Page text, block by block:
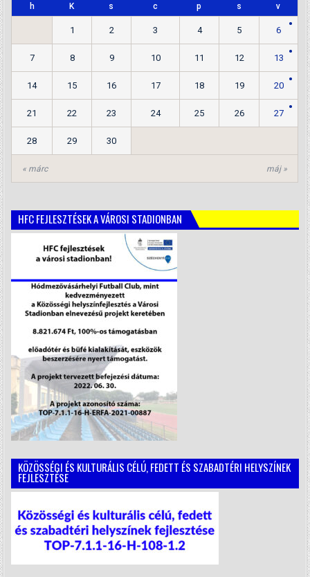
h K s c p s v
« márc máj »
1 2 3 4 5 6
7 8 9 10 11 12 13
14 15 16 17 18 19 20
21 22 23 24 25 26 27
28 29 30
HFC FEJLESZTÉSEK A VÁROSI STADIONBAN
KÖZÖSSÉGI ÉS KULTURÁLIS CÉLÚ, FEDETT ÉS SZABADTÉRI HELYSZÍNEK
FEJLESZTÉSE